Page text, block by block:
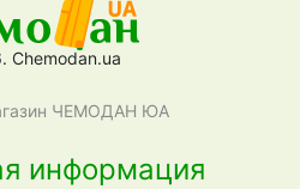
Chemodan.ua
ЧЕМОДАН ЮА
информация